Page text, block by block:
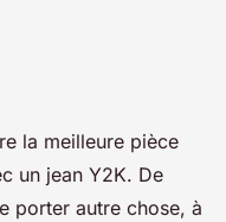
la meilleure pièce
un jean Y2K. De
porter autre chose, à